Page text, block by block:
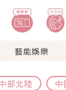
藝能娛樂
部北陸 中